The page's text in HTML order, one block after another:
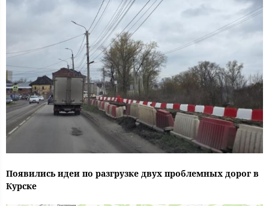
Появились идеи по разгрузке двух проблемных дорог в
Курске